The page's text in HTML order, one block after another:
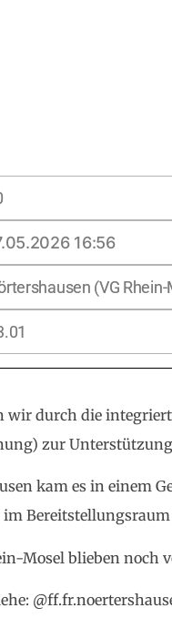
16:56
(VG
durch die
zur
kam es in einem
Bereitstellungsraum
Mosel blieben noch